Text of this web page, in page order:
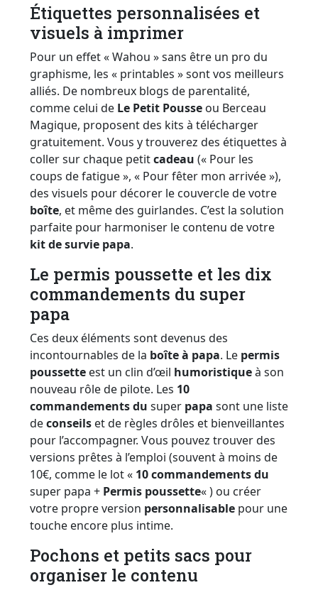
Étiquettes personnalisées et
visuels à imprimer
Pour un effet « Wahou » sans être un pro du
graphisme, les « printables » sont vos meilleurs
alliés. De nombreux blogs de parentalité,
comme celui de Le Petit Pousse ou Berceau
Magique, proposent des kits à télécharger
gratuitement. Vous y trouverez des étiquettes à
coller sur chaque petitcadeau (« Pour les
coups de fatigue », « Pour fêter mon arrivée »),
des visuels pour décorer le couvercle de votre
boîte, et même des guirlandes. C’est la solution
parfaite pour harmoniser le contenu de votre
kit de survie papa.
Le permis poussette et les dix
commandements du super
papa
Ces deux éléments sont devenus des
incontournables de la boîte à papa. Le permis
poussette est un clin d’œil humoristiqueà son
nouveau rôle de pilote. Les 10
commandements du super papa sont une liste
deconseils et de règles drôles et bienveillantes
pour l’accompagner. Vous pouvez trouver des
versions prêtes à l’emploi (souvent à moins de
10€, comme le lot « 10 commandements du
super papa + Permis poussette« ) ou créer
votre propre version personnalisable pour une
touche encore plus intime.
Pochons et petits sacs pour
organiser le contenu